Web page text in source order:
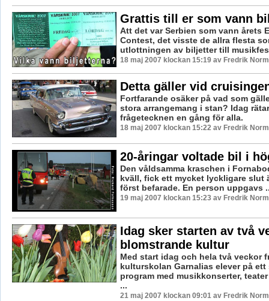
Grattis till er som vann
Att det var Serbien som vann årets
Contest, det visste de allra flesta
utlottningen av biljetter till
18 maj 2007 klockan 15:19 av Fredrik
Detta gäller vid
Fortfarande osäker på vad som
stora arrangemang i stan? Idag
frågetecknen en gång för alla.
18 maj 2007 klockan 15:22 av Fredrik
20-åringar voltade bil i
Den våldsamma kraschen i
kväll, fick ett mycket lyckligare slut
först befarade. En person uppgavs
19 maj 2007 klockan 15:23 av Fredrik
Idag sker starten av två
blomstrande kultur
Med start idag och hela två veckor
kulturskolan Garnalias elever på ett
program med musikkonserter,
...
21 maj 2007 klockan 09:01 av Fredrik